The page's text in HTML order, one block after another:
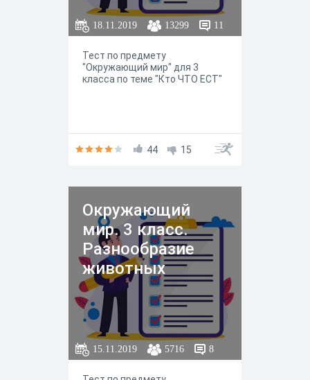
18.11.2019 13299 11
Тест по предмету
"Окружающий мир" для 3
класса по теме "Кто ЧТО ЕСТ"
44 15
Окружающий
мир. 3 класс.
Разнообразие
животных
15.11.2019 5716 8